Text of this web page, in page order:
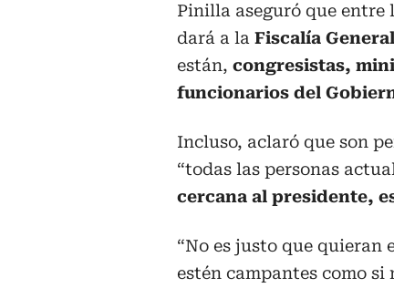
Pinilla aseguró que entre
dará a la Fiscalía
están, congresistas,
funcionarios del
Incluso, aclaró que son
“todas las personas
cercana al presidente,
“No es justo que quieran
estén campantes como si